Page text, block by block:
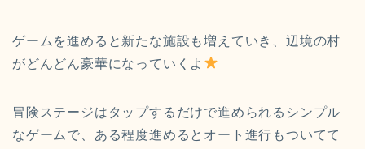
ゲームを進めると新たな施設も増えていき、辺境の村
がどんどん豪華になっていくよ
冒険ステージはタップするだけで進められるシンプル
なゲームで、ある程度進めるとオート進行もついてて